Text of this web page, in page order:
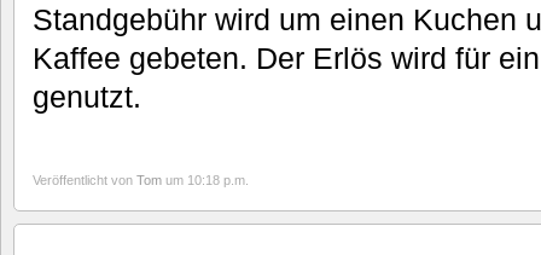
Standgebühr wird um einen Kuchen
Kaffee gebeten. Der Erlös wird für
genutzt.
Veröffentlicht von Tom um 10:18 p.m.